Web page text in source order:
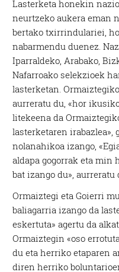
Lasterketa honekin
neurtzeko aukera eman
bertako txirrindulariei,
nabarmendu duenez.
Iparraldeko, Arabako,
Nafarroako selekzioek
lasterketan.
aurreratu du, «hor
litekeena da
lasterketaren irabazlea»,
nolanahikoa izango,
aldapa gogorrak eta min
bat izango du», aurreratu
Ormaiztegi eta Goierri
baliagarria izango da
eskertuta» agertu da
Ormaiztegin «oso
du eta herriko etaparen
diren herriko